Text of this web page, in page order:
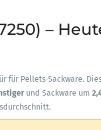
–
für Pellets-Sackware.
und Sackware um